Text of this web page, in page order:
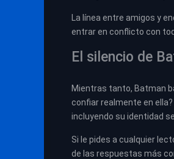
La línea entre amigos y
entrar en conflicto con
El silencio de
Mientras tanto, Batman
confiar realmente en
incluyendo su identidad
Si le pides a cualquier
de las respuestas más